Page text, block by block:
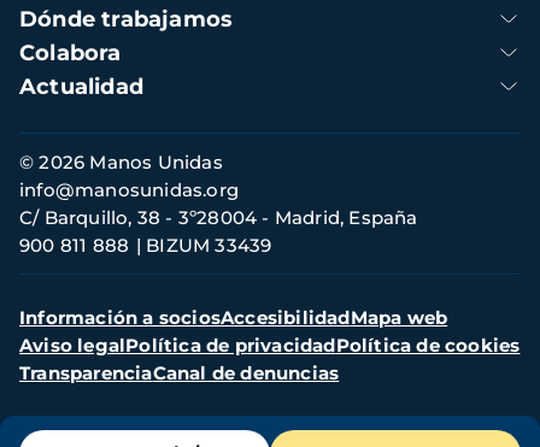
Menú
Dónde trabajamos
Colabora
Actualidad
Información
de
contacto
© 2026 Manos Unidas
C/ Barquillo, 38 - 3º28004 - Madrid, España
900 811 888
BIZUM 33439
info@manosunidas.org
Menú
secundario
Información a sociosAccesibilidadMapa web
Aviso legalPolítica de privacidadPolítica de cookies
TransparenciaCanal de denuncias